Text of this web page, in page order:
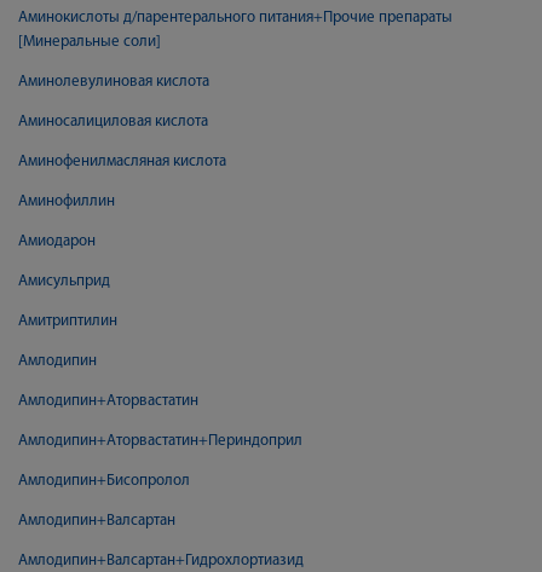
Аминокислоты д/парентерального питания+Прочие препараты
[Минеральные соли]
Аминолевулиновая кислота
Аминосалициловая кислота
Аминофенилмасляная кислота
Аминофиллин
Амиодарон
Амисульприд
Амитриптилин
Амлодипин
Амлодипин+Аторвастатин
Амлодипин+Аторвастатин+Периндоприл
Амлодипин+Бисопролол
Амлодипин+Валсартан
Амлодипин+Валсартан+Гидрохлортиазид